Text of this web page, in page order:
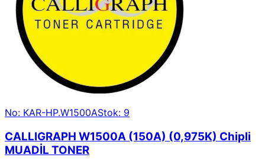
No: KAR-HP.W1500AStok: 9
CALLIGRAPH W1500A (150A) (0,975K) Chipli
MUADİL TONER